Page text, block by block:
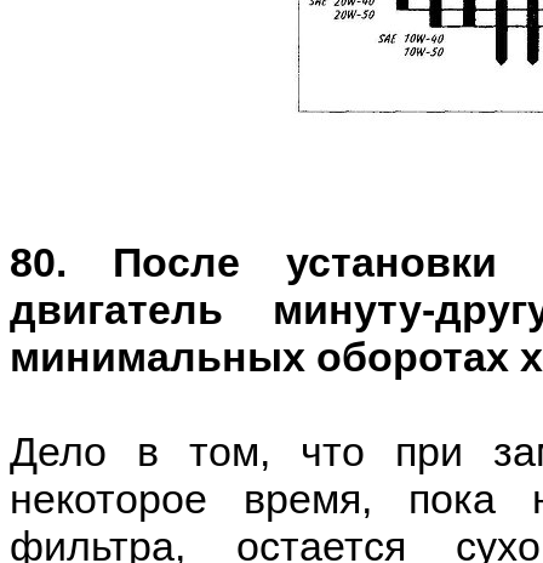
80. После установки
двигатель минуту-
минимальных оборотах
Дело в том, что при
некоторое время, пока
фильтра, остается